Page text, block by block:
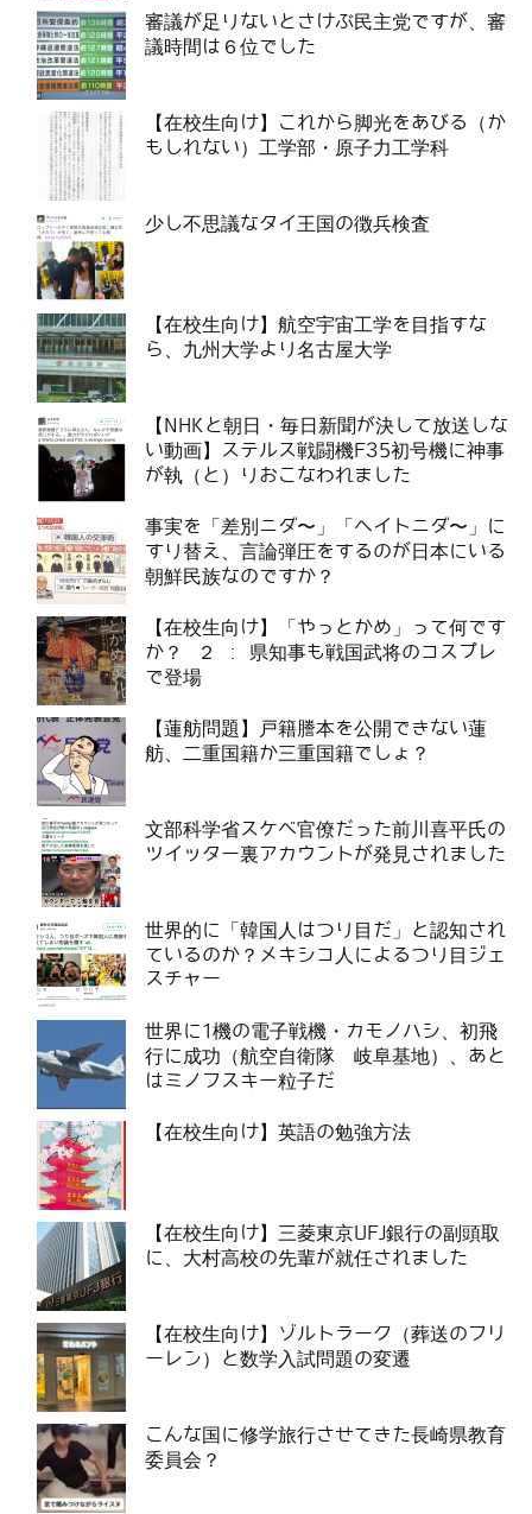
審議が足りないとさけぶ民主党ですが、審
議時間は６位でした
【在校生向け】これから脚光をあびる（か
もしれない）工学部・原子力工学科
少し不思議なタイ王国の徴兵検査
【在校生向け】航空宇宙工学を目指すな
ら、九州大学より名古屋大学
【NHKと朝日・毎日新聞が決して放送しな
い動画】ステルス戦闘機F35初号機に神事
が執（と）りおこなわれました
事実を「差別ニダ〜」「ヘイトニダ〜」に
すり替え、言論弾圧をするのが日本にいる
朝鮮民族なのですか？
【在校生向け】「やっとかめ」って何です
か？ ２ : 県知事も戦国武将のコスプレ
で登場
【蓮舫問題】戸籍謄本を公開できない蓮
舫、二重国籍か三重国籍でしょ？
文部科学省スケベ官僚だった前川喜平氏の
ツイッター裏アカウントが発見されました
世界的に「韓国人はつり目だ」と認知され
ているのか？メキシコ人によるつり目ジェ
スチャー
世界に1機の電子戦機・カモノハシ、初飛
行に成功（航空自衛隊 岐阜基地）、あと
はミノフスキー粒子だ
【在校生向け】英語の勉強方法
【在校生向け】三菱東京UFJ銀行の副頭取
に、大村高校の先輩が就任されました
【在校生向け】ゾルトラーク（葬送のフリ
ーレン）と数学入試問題の変遷
こんな国に修学旅行させてきた長崎県教育
委員会？